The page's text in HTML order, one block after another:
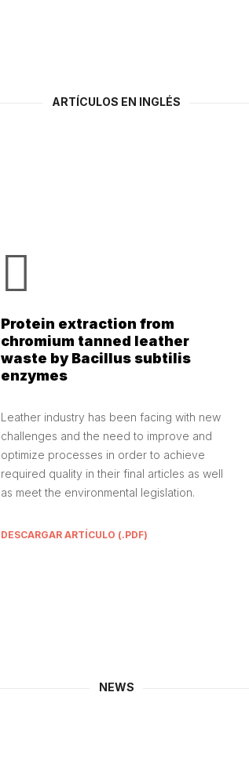
ARTÍCULOS EN INGLÉS
Protein extraction from
chromium tanned leather
waste by Bacillus subtilis
enzymes
Leather industry has been facing with new
challenges and the need to improve and
optimize processes in order to achieve
required quality in their final articles as well
as meet the environmental legislation.
DESCARGAR ARTÍCULO (.PDF)
NEWS